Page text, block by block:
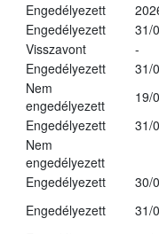
Engedélyezett
Engedélyezett
31/
Visszavont
-
Engedélyezett
31/
Nem
engedélyezett
19/
Engedélyezett
31/
Nem
engedélyezett
Engedélyezett
30/
Engedélyezett
31/